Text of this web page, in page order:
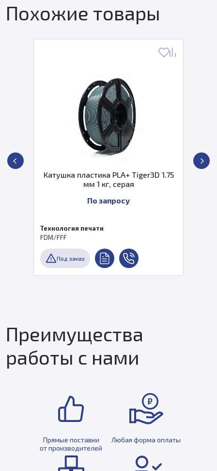
Похожие товары
Катушка пластика PLA+ Tiger3D 1.75
мм 1 кг, серая
По запросу
Технология печати
FDM/FFF
Под заказ
Преимущества
работы с нами
Прямые поставки
от производителей
Любая форма оплаты